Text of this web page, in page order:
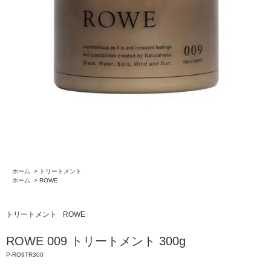
ホーム > トリートメント
ホーム
> ROWE
トリートメント ROWE
ROWE 009 トリートメント 300g
P-RO9TR300